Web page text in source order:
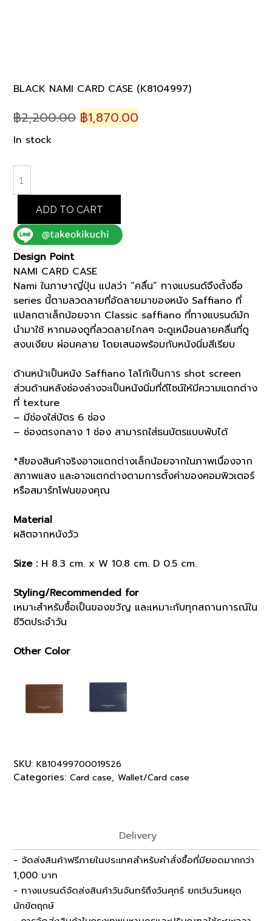
BLACK NAMI CARD CASE (K8104997)
฿2,200.00 Original
฿1,870.00
In stock
NAMI
CASE
(K8104997)
quantity
ADD TO CART
Design Point
NAMI CARD CASE
Nami ในภาษาญี่ปุ่น แปลว่า “คลื่น” ทางแบรนด์จึงตั้งชื่อ
series นี้ตามลวดลายที่อัดลายมาของหนัง Saffiano ที่
แปลกตาเล็กน้อยจาก Classic saffiano ที่ทางแบรนด์มัก
นำมาใช้ หากมองดูที่ลวดลายไกลๆ จะดูเหมือนลายคลื่นที่ดู
สงบเงียบ ผ่อนคลาย โดยเสนอพร้อมกับหนังนิ่มสีเรียบ
ด้านหน้าเป็นหนัง Saffiano โลโก้เป็นการ shot screen
ส่วนด้านหลังช่องล่างจะเป็นหนังนิ่มที่ดีไซน์ให้มีความแตกต่าง
ที่ texture
– มีช่องใส่บัตร 6 ช่อง
– ช่องตรงกลาง 1 ช่อง สามารถใส่ธนบัตรแบบพับได้
*สีของสินค้าจริงอาจแตกต่างเล็กน้อยจากในภาพเนื่องจาก
สภาพแสง และอาจแตกต่างตามการตั้งค่าของคอมพิวเตอร์
หรือสมาร์ทโฟนของคุณ
Material
ผลิตจากหนังวัว
Size :H 8.3 cm. x W 10.8 cm. D 0.5 cm.
Styling/Recommended for
เหมาะสำหรับซื้อเป็นของขวัญ และเหมาะกับทุกสถานการณ์ใน
ชีวิตประจำวัน
Other Color
SKU: K810499700019S26
Categories: Card case, Wallet/Card case
Delivery
- จัดส่งสินค้าฟรีภายในประเทศสำหรับคำสั่งซื้อที่มียอดมากกว่า
1,000 บาท
- ทางแบรนด์จัดส่งสินค้าวันจันทร์ถึงวันศุกร์ ยกเว้นวันหยุด
นักขัตฤกษ์